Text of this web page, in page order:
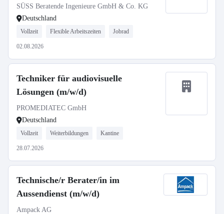
SÜSS Beratende Ingenieure GmbH & Co. KG
Deutschland
Vollzeit Flexible Arbeitszeiten Jobrad
02.08.2026
Techniker für audiovisuelle
Lösungen (m/w/d)
PROMEDIATEC GmbH
Deutschland
Vollzeit Weiterbildungen Kantine
28.07.2026
Technische/r Berater/in im
Aussendienst (m/w/d)
Ampack AG